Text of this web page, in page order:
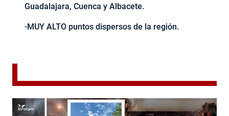
Guadalajara, Cuenca y Albacete.
-MUY ALTO puntos dispersos de la región.